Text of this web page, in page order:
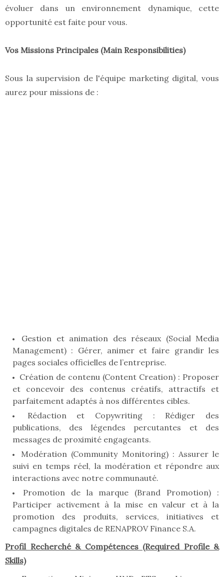
évoluer dans un environnement dynamique, cette
opportunité est faite pour vous.
Vos Missions Principales (Main Responsibilities)
Sous la supervision de l'équipe marketing digital, vous
aurez pour missions de :
Gestion et animation des réseaux (Social Media
Management) : Gérer, animer et faire grandir les
pages sociales officielles de l’entreprise.
Création de contenu (Content Creation) : Proposer
et concevoir des contenus créatifs, attractifs et
parfaitement adaptés à nos différentes cibles.
Rédaction et Copywriting : Rédiger des
publications, des légendes percutantes et des
messages de proximité engageants.
Modération (Community Monitoring) : Assurer le
suivi en temps réel, la modération et répondre aux
interactions avec notre communauté.
Promotion de la marque (Brand Promotion) :
Participer activement à la mise en valeur et à la
promotion des produits, services, initiatives et
campagnes digitales de RENAPROV Finance S.A.
Profil Recherché & Compétences (Required Profile &
Skills)